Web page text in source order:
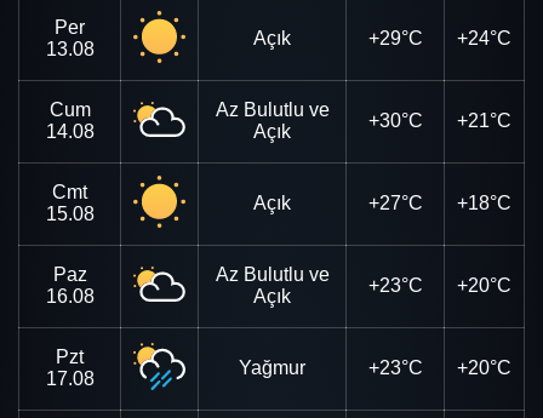
Per
13.08
Açık +29°C +24°C
Cum
14.08
Az Bulutlu ve
Açık
+30°C +21°C
Cmt
15.08
Açık +27°C +18°C
Paz
16.08
Az Bulutlu ve
Açık
+23°C +20°C
Pzt
17.08
Yağmur +23°C +20°C